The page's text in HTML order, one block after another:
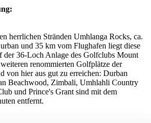
herrlichen Stränden Umhlanga Rocks, ca.
und 35 km vom Flughafen liegt diese
der 36-Loch Anlage des Golfclubs Mount
renommierten Golfplätze der
von hier aus gut zu erreichen: Durban
Beachwood, Zimbali, Umhlahli Country
und Prince's Grant sind mit dem
entfernt.